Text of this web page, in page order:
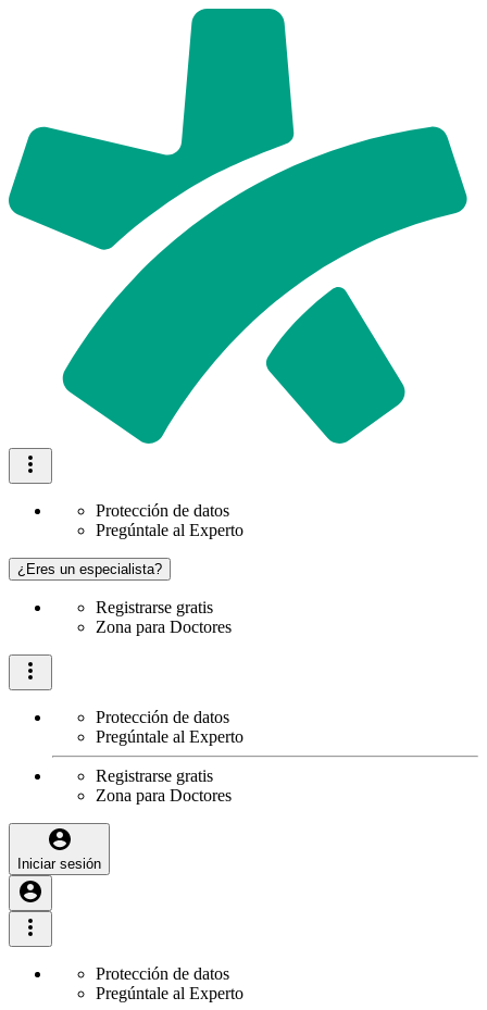
Protección de datos
Pregúntale al Experto
¿Eres un especialista?
Registrarse gratis
Zona para Doctores
Protección de datos
Pregúntale al Experto
Registrarse gratis
Zona para Doctores
Iniciar sesión
Protección de datos
Pregúntale al Experto